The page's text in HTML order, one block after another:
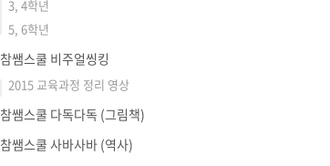
3, 4학년
5, 6학년
참쌤스쿨 비주얼씽킹
2015 교육과정 정리 영상
참쌤스쿨 다독다독 (그림책)
참쌤스쿨 사바사바 (역사)